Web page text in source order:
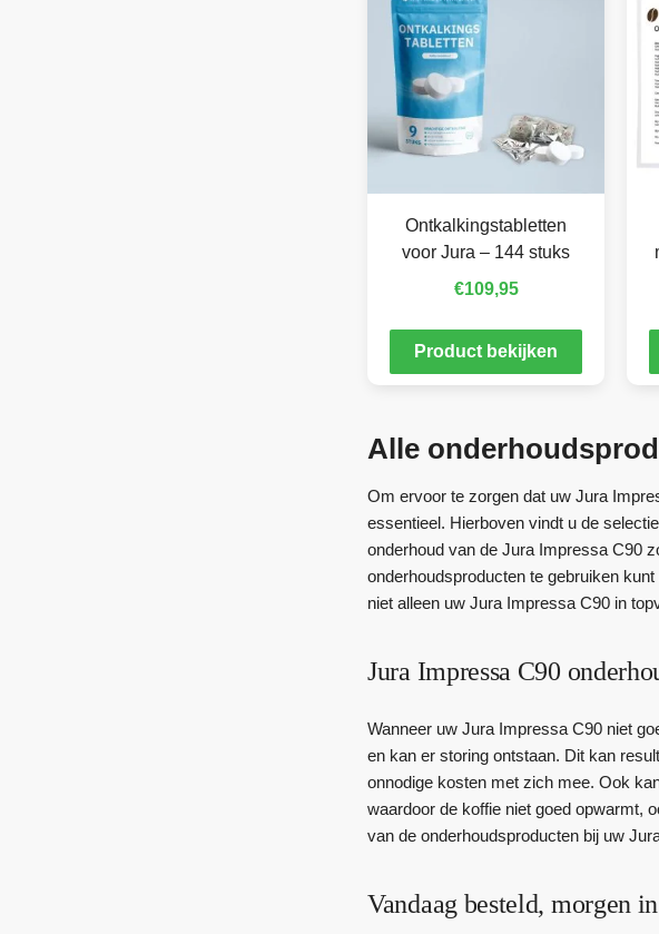
Ontkalkingstabletten
voor Jura – 144 stuks
€109,95
Product bekijken
Alle
Om ervoor te zorgen dat uw Jura
essentieel. Hierboven vindt u de
onderhoud van de Jura Impressa C90
onderhoudsproducten te gebruiken
niet alleen uw Jura Impressa C90 in
Jura Impressa C90
Wanneer uw Jura Impressa C90 niet
en kan er storing ontstaan. Dit kan
onnodige kosten met zich mee. Ook
waardoor de koffie niet goed opwarmt,
van de onderhoudsproducten bij uw
Vandaag besteld, morgen